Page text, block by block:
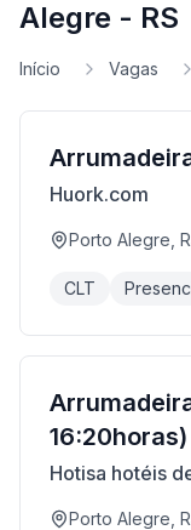
Alegre - RS
Início Vagas
Huork.com
Porto Alegre,
CLT
16:20horas)
Hotisa hotéis
Porto Alegre,